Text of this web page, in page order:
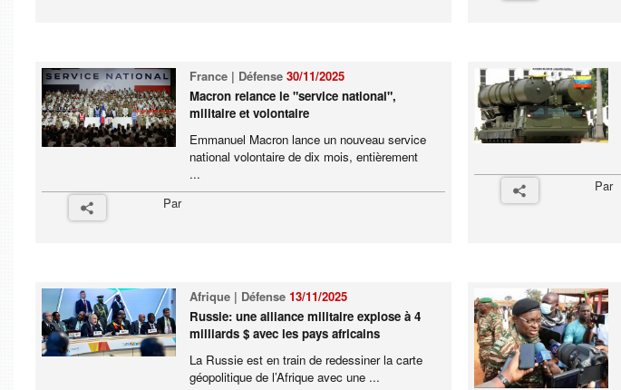
France | Défense30/11/2025
Macron relance le "service national",
militaire et volontaire
Emmanuel Macron lance un nouveau service
national volontaire de dix mois, entièrement
...
Par
Par
Afrique | Défense13/11/2025
Russie: une alliance militaire explose à 4
milliards $ avec les pays africains
La Russie est en train de redessiner la carte
géopolitique de l’Afrique avec une ...